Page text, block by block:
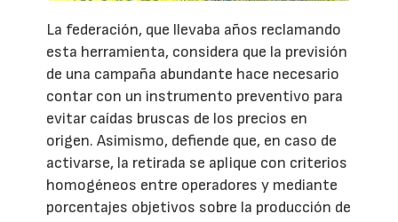
La federación, que llevaba años reclamando
esta herramienta, considera que la previsión
de una campaña abundante hace necesario
contar con un instrumento preventivo para
evitar caídas bruscas de los precios en
origen. Asimismo, defiende que, en caso de
activarse, la retirada se aplique con criterios
homogéneos entre operadores y mediante
porcentajes objetivos sobre la producción de